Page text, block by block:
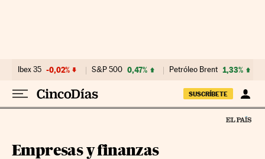
Ibex 35 -0,02% S&P 500 0,47% Petróleo Brent 1,33%
SUSCRÍBETE
Empresas y finanzas